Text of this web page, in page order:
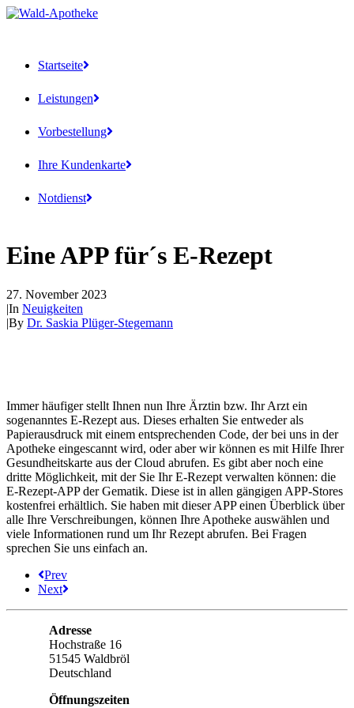
Startseite
Leistungen
Vorbestellung
Ihre Kundenkarte
Notdienst
Eine APP für´s E-Rezept
27. November 2023
|In Neuigkeiten
|By Dr. Saskia Plüger-Stegemann
Immer häufiger stellt Ihnen nun Ihre Ärztin bzw. Ihr Arzt ein
sogenanntes E-Rezept aus. Dieses erhalten Sie entweder als
Papierausdruck mit einem entsprechenden Code, der bei uns in der
Apotheke eingescannt wird, oder aber wir können es mit Hilfe Ihrer
Gesundheitskarte aus der Cloud abrufen. Es gibt aber noch eine
dritte Möglichkeit, mit der Sie Ihr E-Rezept verwalten können: die
E-Rezept-APP der Gematik. Diese ist in allen gängigen APP-Stores
kostenfrei erhältlich. Sie haben mit dieser APP einen Überblick über
alle Ihre Verschreibungen, können Ihre Apotheke auswählen und
viele Informationen rund um Ihr Rezept abrufen. Bei Fragen
sprechen Sie uns einfach an.
Prev
Next
Adresse
Hochstraße 16
51545 Waldbröl
Deutschland
Öffnungszeiten